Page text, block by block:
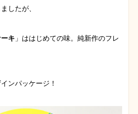
したが、
キ 」ははじめての味。純新作のフレ
ンパッケージ！